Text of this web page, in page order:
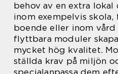
behov av en extra lokal
inom exempelvis skola,
boende eller inom vård
flyttbara moduler
mycket hög kvalitet.
ställda krav på miljön
specialanpassa dem